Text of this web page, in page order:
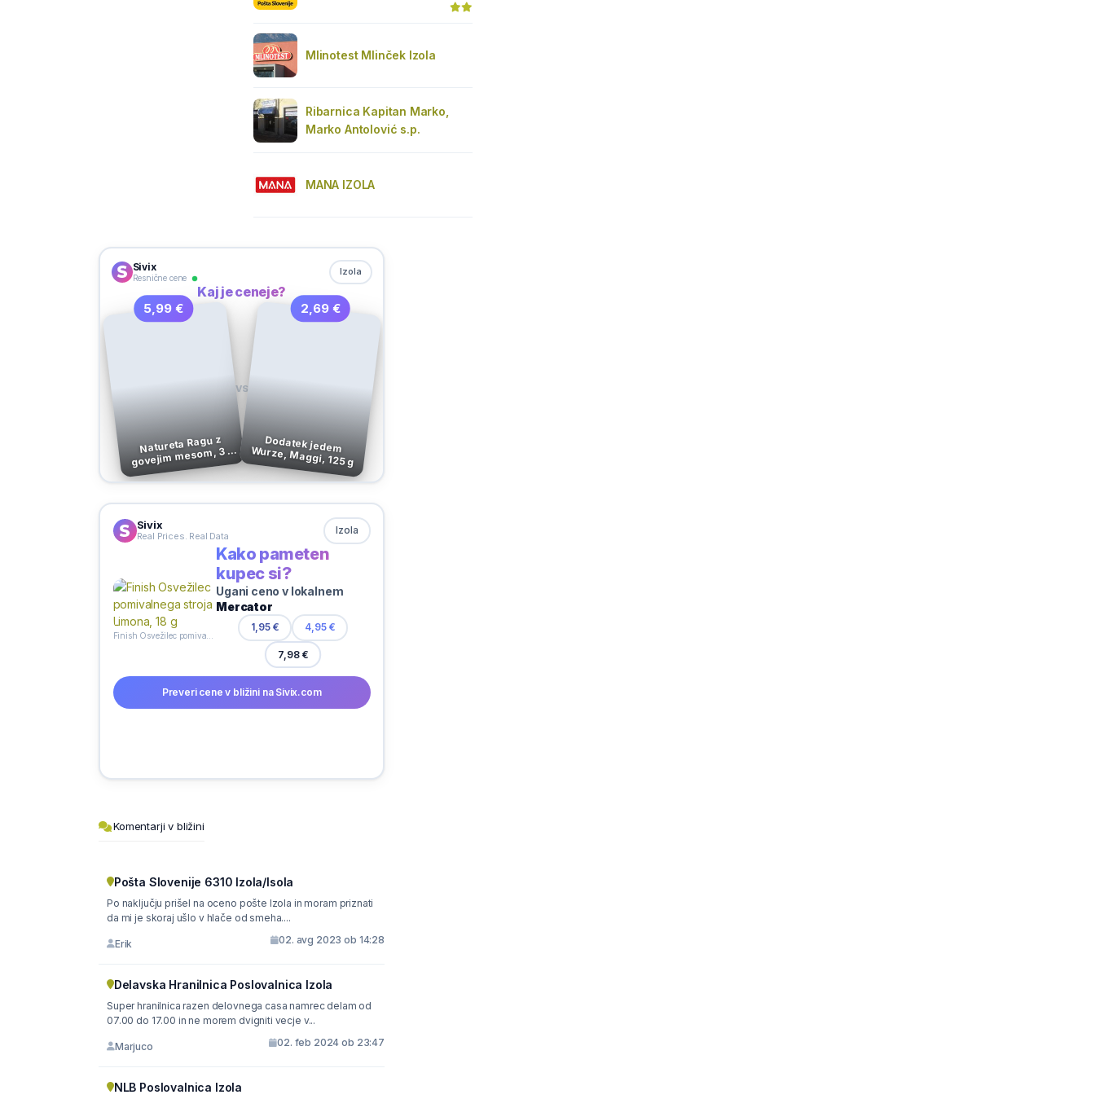
Mlinotest Mlinček Izola
Ribarnica Kapitan Marko,
Marko Antolović s.p.
MANA IZOLA
Sivix
Resnične cene
Izola
Kaj je ceneje?
5,99 €
Natureta Ragu z
govejim mesom, 3 x
190 g
VS
2,69 €
Dodatek jedem Wurze, Maggi, 125 g
Sivix
Real Prices. Real Data Izola
Kako pameten
kupec si?
Ugani ceno v lokalnem
Mercator
1,95 € 4,95 €
7,98 €
Preveri cene v bližini na Sivix.com
Komentarji v bližini
Pošta Slovenije 6310 Izola/Isola
Po naključju prišel na oceno pošte Izola in moram priznati
da mi je skoraj ušlo v hlače od smeha....
Erik 02. avg 2023 ob 14:28
Delavska Hranilnica Poslovalnica Izola
Super hranilnica razen delovnega casa namrec delam od
07.00 do 17.00 in ne morem dvigniti vecje v...
Marjuco 02. feb 2024 ob 23:47
NLB Poslovalnica Izola